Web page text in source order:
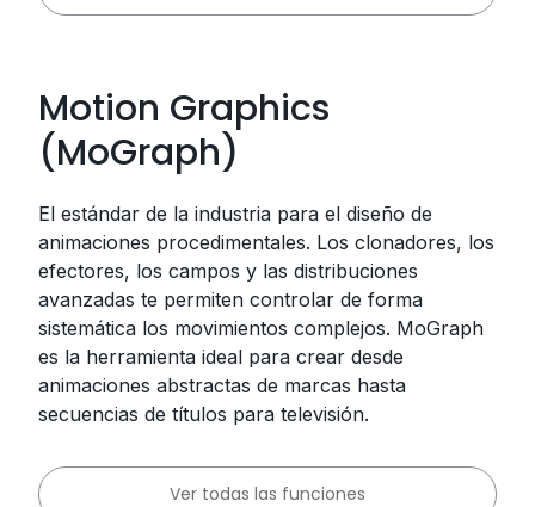
Motion Graphics
(MoGraph)
El estándar de la industria para el diseño de
animaciones procedimentales. Los clonadores, los
efectores, los campos y las distribuciones
avanzadas te permiten controlar de forma
sistemática los movimientos complejos. MoGraph
es la herramienta ideal para crear desde
animaciones abstractas de marcas hasta
secuencias de títulos para televisión.
Ver todas las funciones